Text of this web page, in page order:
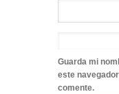
Guarda mi
este
comente.